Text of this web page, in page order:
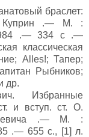
браслет:
Куприн .— М. :
1984 .— 334 с .—
классическая
Alles!; Тапер;
Рыбников;
др.
Избранные
и вступ. ст. О.
.— М. :
.— 655 с., [1] л.